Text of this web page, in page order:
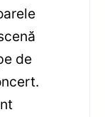
de